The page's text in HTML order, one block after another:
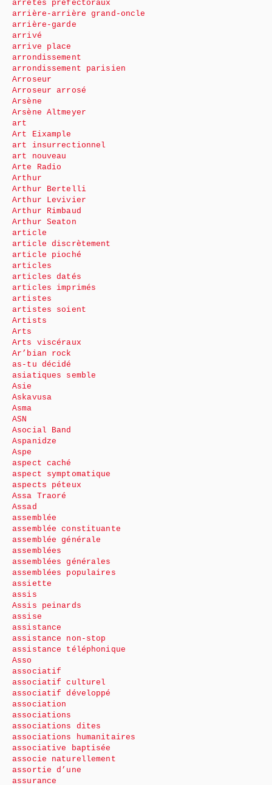
arrêtés préfectoraux
arrière-arrière grand-oncle
arrière-garde
arrivé
arrive place
arrondissement
arrondissement parisien
Arroseur
Arroseur arrosé
Arsène
Arsène Altmeyer
art
Art Eixample
art insurrectionnel
art nouveau
Arte Radio
Arthur
Arthur Bertelli
Arthur Levivier
Arthur Rimbaud
Arthur Seaton
article
article discrètement
article pioché
articles
articles datés
articles imprimés
artistes
artistes soient
Artists
Arts
Arts viscéraux
Ar’bian rock
as-tu décidé
asiatiques semble
Asie
Askavusa
Asma
ASN
Asocial Band
Aspanidze
Aspe
aspect caché
aspect symptomatique
aspects péteux
Assa Traoré
Assad
assemblée
assemblée constituante
assemblée générale
assemblées
assemblées générales
assemblées populaires
assiette
assis
Assis peinards
assise
assistance
assistance non-stop
assistance téléphonique
Asso
associatif
associatif culturel
associatif développé
association
associations
associations dites
associations humanitaires
associative baptisée
associe naturellement
assortie d’une
assurance